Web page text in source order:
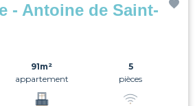
- Antoine de Saint-
91m²
appartement
5
pièces